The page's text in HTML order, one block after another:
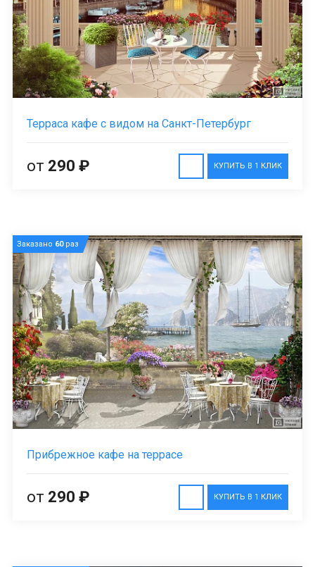
Терраса кафе с видом на Санкт-Петербург
КУПИТЬ В 1 КЛИК
от 290 ₽
Заказано 60раз
Прибрежное кафе на террасе
КУПИТЬ В 1 КЛИК
от 290 ₽